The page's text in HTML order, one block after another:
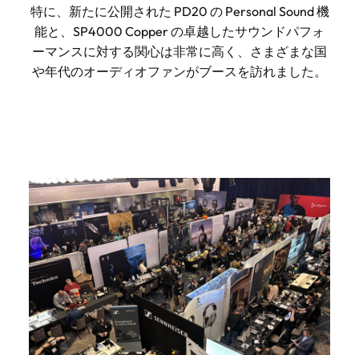
特に、新たに公開された PD20 の Personal Sound 機
能と、SP4000 Copper の卓越したサウンドパフォ
ーマンスに対する関心は非常に高く、さまざまな国
や年代のオーディオファンがブースを訪れました。